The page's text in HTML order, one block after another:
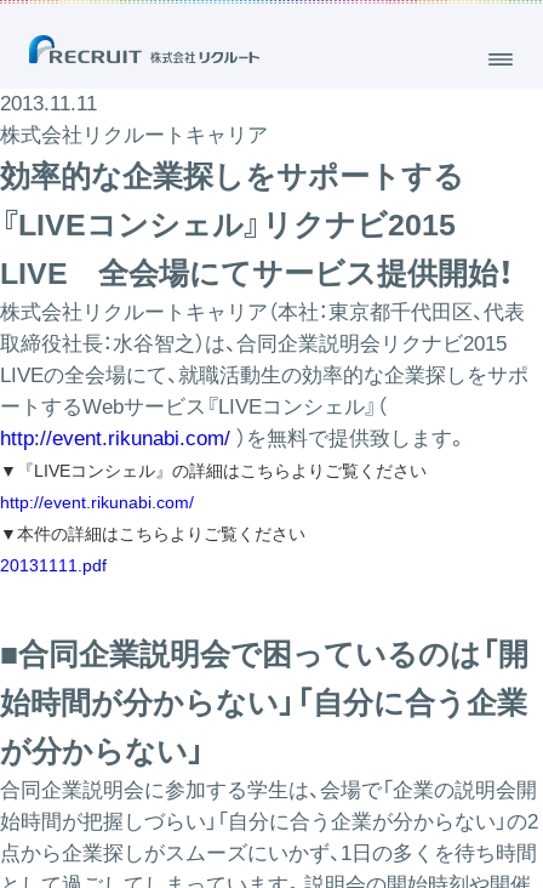
2013.11.11
株式会社リクルートキャリア
効率的な企業探しをサポートする
『LIVEコンシェル』リクナビ2015
LIVE 全会場にてサービス提供開始！
株式会社リクルートキャリア（本社：東京都千代田区、代表
取締役社長：水谷智之）は、合同企業説明会リクナビ2015
LIVEの全会場にて、就職活動生の効率的な企業探しをサポ
ートするWebサービス『LIVEコンシェル』（
http://event.rikunabi.com/ ）を無料で提供致します。
▼ 『LIVEコンシェル』 の詳細はこちらよりご覧ください
http://event.rikunabi.com/
▼本件の詳細はこちらよりご覧ください
20131111.pdf
■合同企業説明会で困っているのは「開
始時間が分からない」「自分に合う企業
が分からない」
合同企業説明会に参加する学生は、会場で「企業の説明会開
始時間が把握しづらい」「自分に合う企業が分からない」の2
点から企業探しがスムーズにいかず、1日の多くを待ち時間